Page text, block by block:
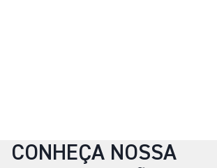
CONHEÇA NOSSA